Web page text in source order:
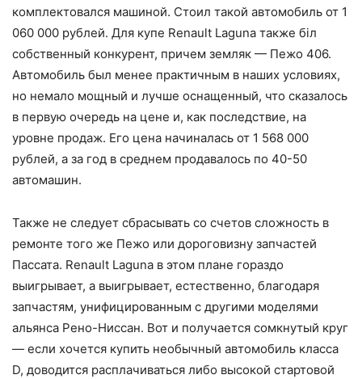
комплектовался машиной. Стоил такой автомобиль от 1
060 000 рублей. Для купе Renault Laguna также біл
собственный конкурент, причем земляк — Пежо 406.
Автомобиль был менее практичным в наших условиях,
но немало мощный и лучше оснащенный, что сказалось
в первую очередь на цене и, как последствие, на
уровне продаж. Его цена начиналась от 1 568 000
рублей, а за год в среднем продавалось по 40-50
автомашин.
Также не следует сбрасывать со счетов сложность в
ремонте того же Пежо или дороговизну запчастей
Пассата. Renault Laguna в этом плане гораздо
выигрывает, а выигрывает, естественно, благодаря
запчастям, унифицированным с другими моделями
альянса Рено-Ниссан. Вот и получается сомкнутый круг
— если хочется купить необычный автомобиль класса
D, доводится расплачиваться либо высокой стартовой